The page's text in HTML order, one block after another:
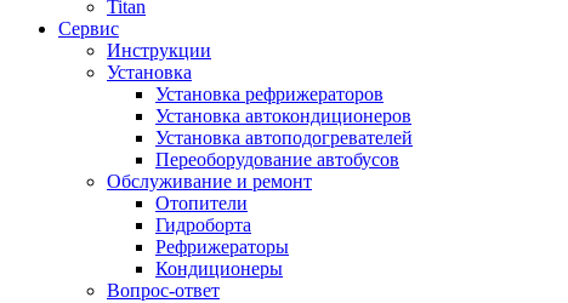
Titan
Сервис
Инструкции
Установка
Установка рефрижераторов
Установка автокондиционеров
Установка автоподогревателей
Переоборудование автобусов
Обслуживание и ремонт
Отопители
Гидроборта
Рефрижераторы
Кондиционеры
Вопрос-ответ